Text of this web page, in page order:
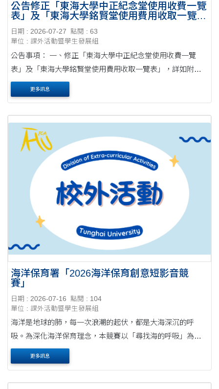
公告修正「東海大學中正紀念堂使用收費一覽
表」及「東海大學銘賢堂使用費用收取一覽
日期 : 2026-07-27
點閱 : 63
單位 : 課外活動暨學生發展組
公告事項： 一、修正「東海大學中正紀念堂使用收費一覽
表」及「東海大學銘賢堂使用費用收取一覽表」，詳如附
件。 二、本公告自公告日起實施。 三、借用中正紀念堂及銘
賢堂場地者，請依修正後收費一覽表辦理。
更多訊息
海洋保育署「2026海洋保育創意短影音競
賽」
日期 : 2026-07-16
點閱 : 104
單位 : 課外活動暨學生發展組
海洋是地球的肺，每一次浪潮的起伏，都是大海深沉的呼
吸。為深化海洋保育理念，本競賽以「尋找海的呼吸」為核
心，號召全臺影像創作者透過鏡頭捕捉海洋的律動與希望，
期待以影像媒介點燃大眾對海洋議題的共鳴，....
更多訊息